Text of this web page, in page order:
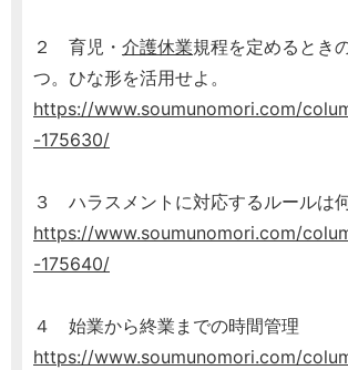
２ 育児・ 介護休業規程を定めるとき
つ。ひな形を活用せよ。
https://www.soumunomori.com/
-175630/
３ ハラスメントに対応するルールは
https://www.soumunomori.com/
-175640/
４ 始業から終業までの時間管理
https://www.soumunomori.com/